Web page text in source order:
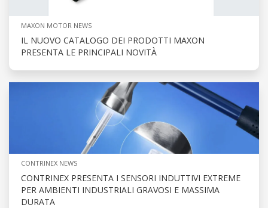
MAXON MOTOR NEWS
IL NUOVO CATALOGO DEI PRODOTTI MAXON
PRESENTA LE PRINCIPALI NOVITÀ
CONTRINEX NEWS
CONTRINEX PRESENTA I SENSORI INDUTTIVI EXTREME
PER AMBIENTI INDUSTRIALI GRAVOSI E MASSIMA
DURATA